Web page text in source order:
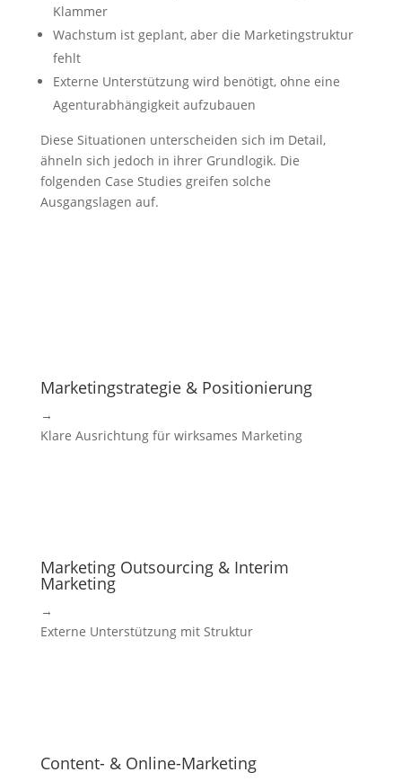
Klammer
Wachstum ist geplant, aber die Marketingstruktur
fehlt
Externe Unterstützung wird benötigt, ohne eine
Agenturabhängigkeit aufzubauen
Diese Situationen unterscheiden sich im Detail,
ähneln sich jedoch in ihrer Grundlogik. Die
folgenden Case Studies greifen solche
Ausgangslagen auf.
Marketingstrategie & Positionierung
→
Klare Ausrichtung für wirksames Marketing
Marketing Outsourcing & Interim
Marketing
→
Externe Unterstützung mit Struktur
Content- & Online-Marketing